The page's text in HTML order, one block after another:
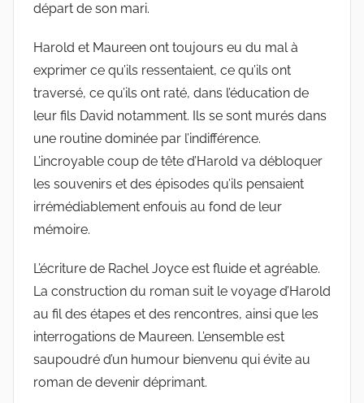
départ de son mari.
Harold et Maureen ont toujours eu du mal à
exprimer ce qu’ils ressentaient, ce qu’ils ont
traversé, ce qu’ils ont raté, dans l’éducation de
leur fils David notamment. Ils se sont murés dans
une routine dominée par l’indifférence.
L’incroyable coup de tête d’Harold va débloquer
les souvenirs et des épisodes qu’ils pensaient
irrémédiablement enfouis au fond de leur
mémoire.
L’écriture de Rachel Joyce est fluide et agréable.
La construction du roman suit le voyage d’Harold
au fil des étapes et des rencontres, ainsi que les
interrogations de Maureen. L’ensemble est
saupoudré d’un humour bienvenu qui évite au
roman de devenir déprimant.